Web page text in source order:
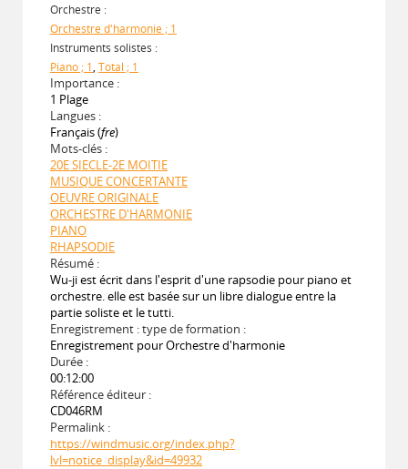
Orchestre :
Orchestre d'harmonie ; 1
Instruments solistes :
Piano ; 1, Total ; 1
Importance :
1 Plage
Langues :
Français (fre)
Mots-clés :
20E SIECLE-2E MOITIE
MUSIQUE CONCERTANTE
OEUVRE ORIGINALE
ORCHESTRE D'HARMONIE
PIANO
RHAPSODIE
Résumé :
Wu-ji est écrit dans l'esprit d'une rapsodie pour piano et
orchestre. elle est basée sur un libre dialogue entre la
partie soliste et le tutti.
Enregistrement : type de formation :
Enregistrement pour Orchestre d'harmonie
Durée :
00:12:00
Référence éditeur :
CD046RM
Permalink :
https://windmusic.org/index.php?
lvl=notice_display&id=49932